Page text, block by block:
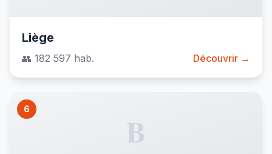
Liège
👥 182 597 hab. Découvrir →
6
B